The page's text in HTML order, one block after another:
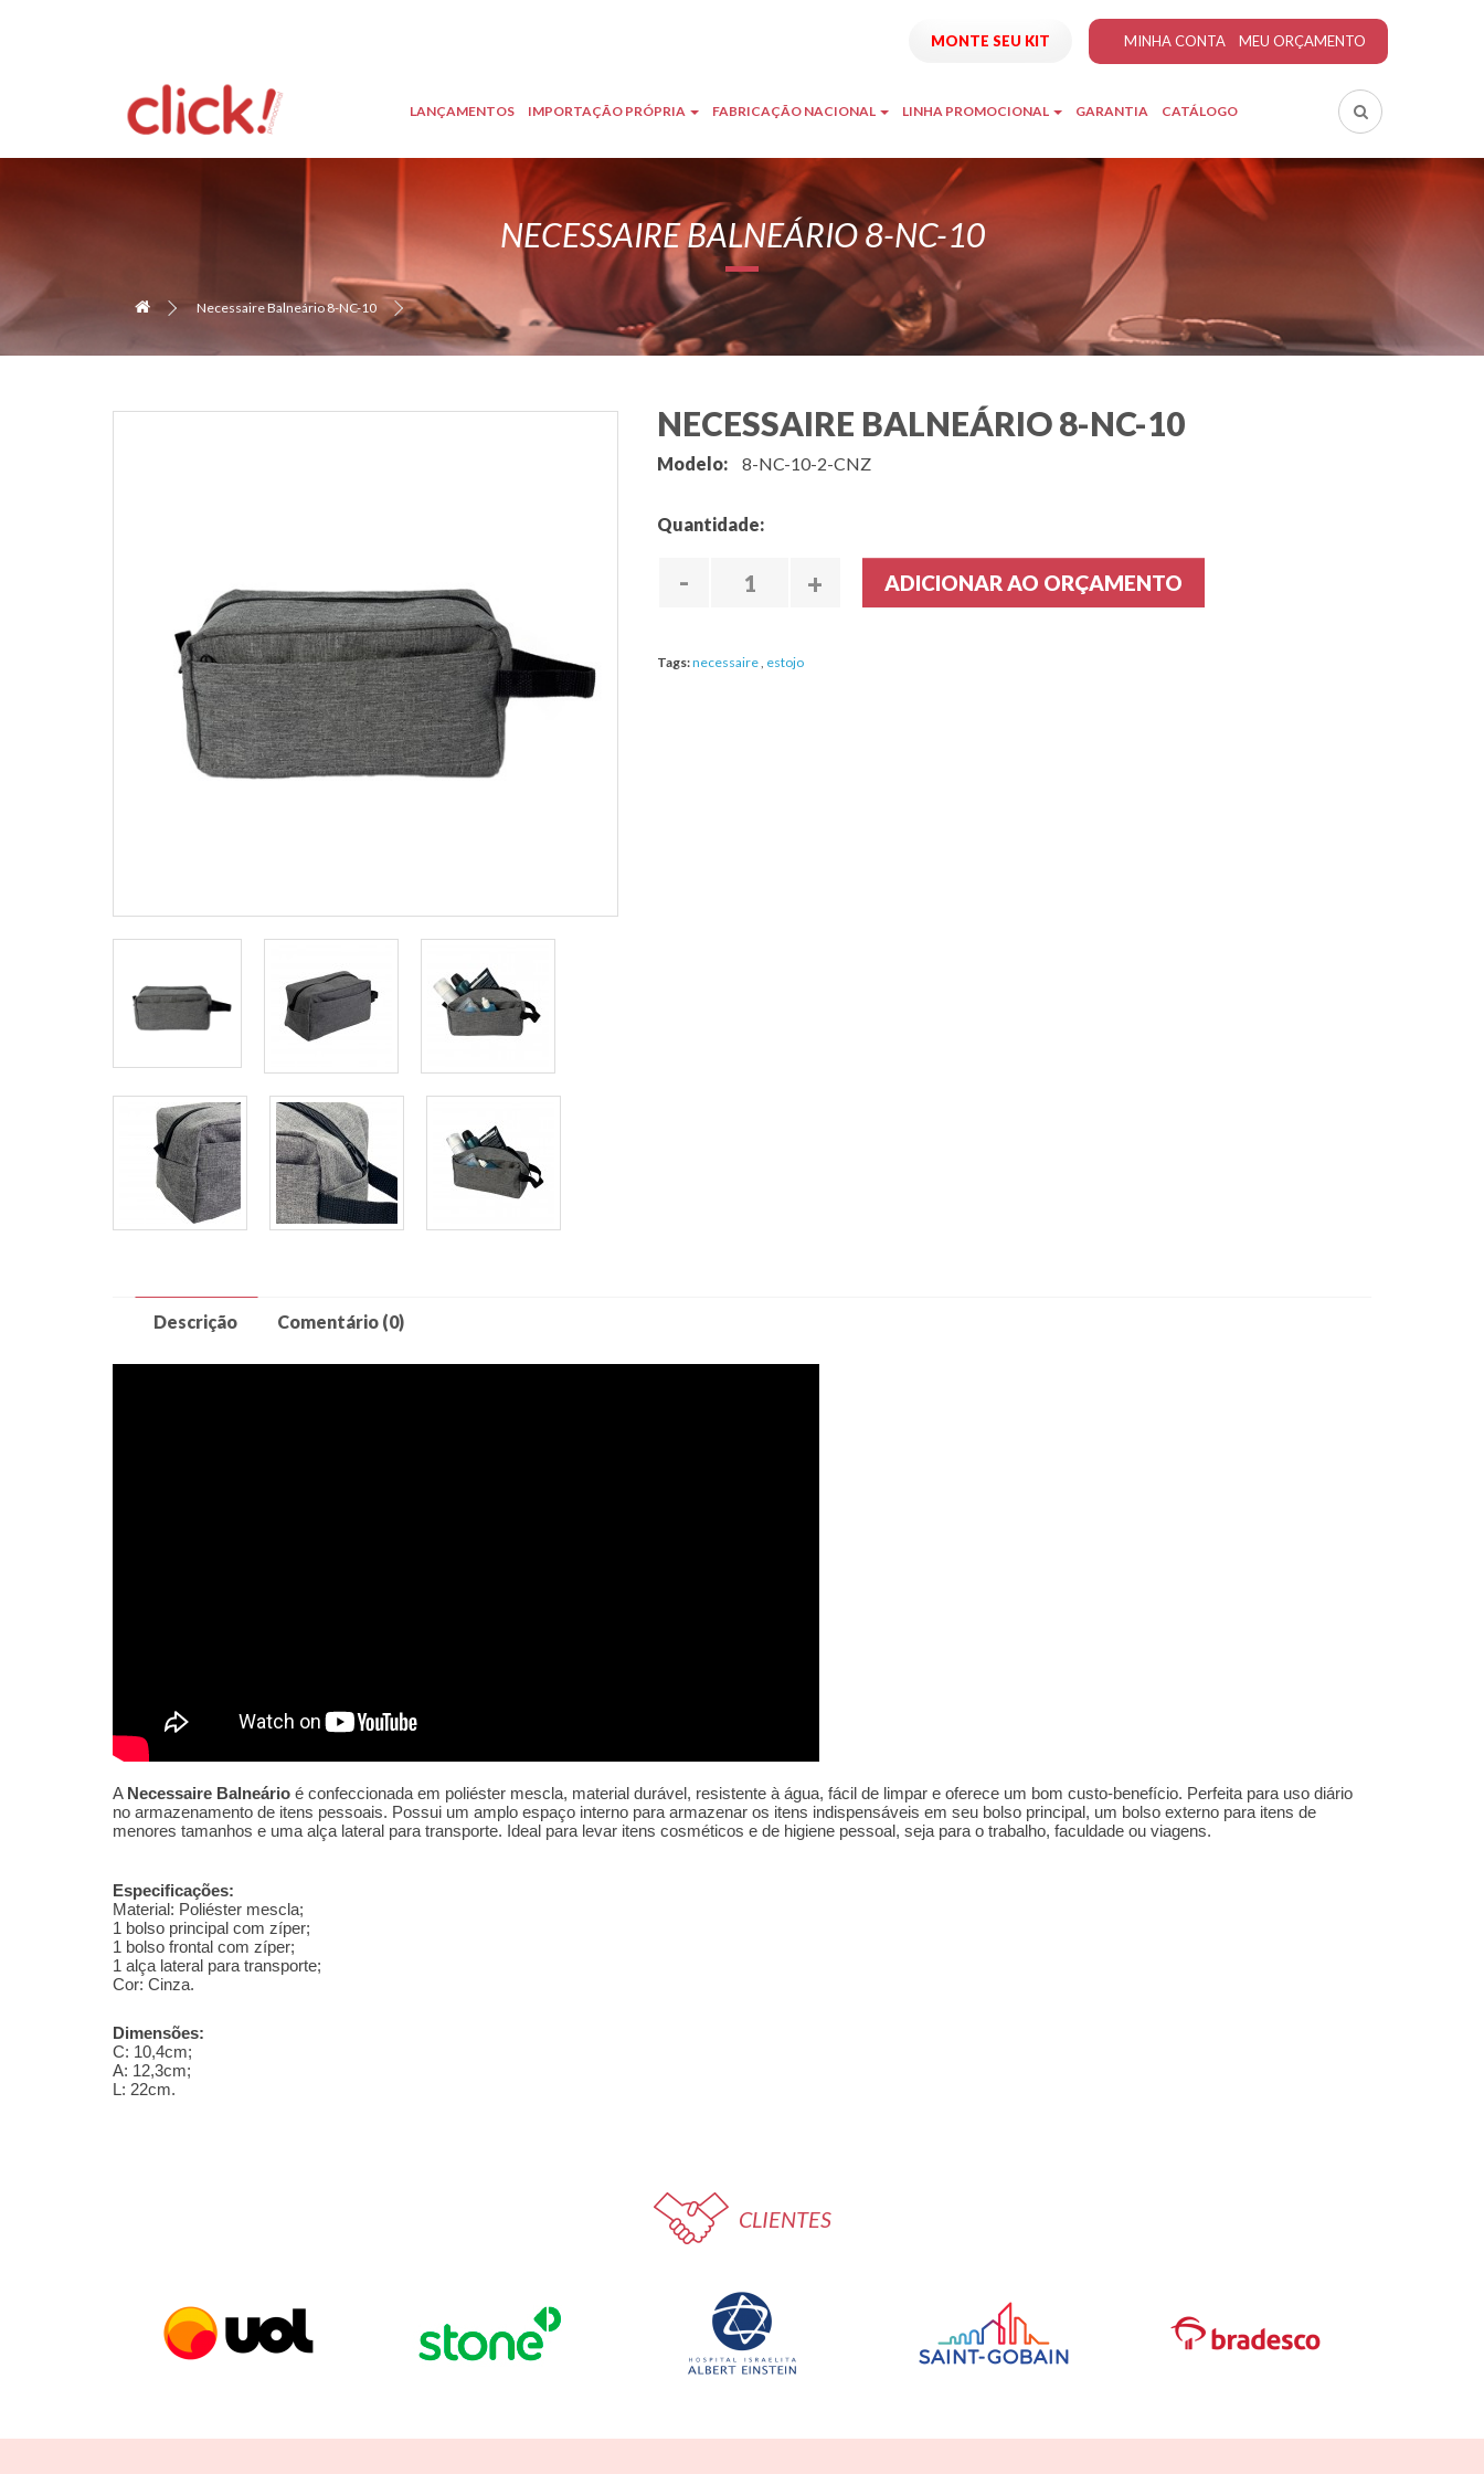
MINHA CONTA MEU ORÇAMENTO
MONTE SEU KIT
LANÇAMENTOS IMPORTAÇÃO PRÓPRIA FABRICAÇÃO NACIONAL LINHA PROMOCIONAL GARANTIA CATÁLOGO
NECESSAIRE BALNEÁRIO 8-NC-10
Necessaire Balneário 8-NC-10
NECESSAIRE BALNEÁRIO 8-NC-10
Modelo: 8-NC-10-2-CNZ
Quantidade:
- + ADICIONAR AO ORÇAMENTO
Tags:necessaire, estojo
Descrição Comentário (0)
A Necessaire Balneário é confeccionada em poliéster mescla, material durável, resistente à água, fácil de limpar e oferece um bom custo-benefício. Perfeita para uso diário
no armazenamento de itens pessoais. Possui um amplo espaço interno para armazenar os itens indispensáveis em seu bolso principal, um bolso externo para itens de
menores tamanhos e uma alça lateral para transporte. Ideal para levar itens cosméticos e de higiene pessoal, seja para o trabalho, faculdade ou viagens.
Especificações:
Material: Poliéster mescla;
1 bolso principal com zíper;
1 bolso frontal com zíper;
1 alça lateral para transporte;
Cor: Cinza.
Dimensões:
C: 10,4cm;
A: 12,3cm;
L: 22cm.
CLIENTES